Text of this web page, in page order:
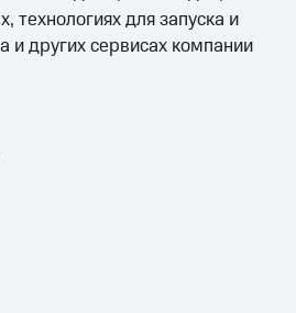
технологиях для запуска и
и других сервисах компании